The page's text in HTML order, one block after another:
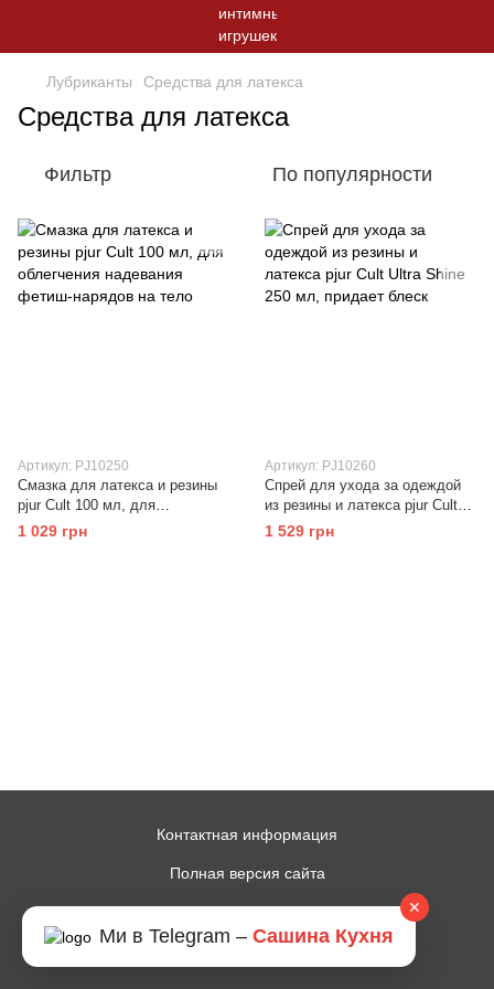
Лубриканты Средства для латекса
Средства для латекса
Фильтр По популярности
Артикул: PJ10250
Смазка для латекса и резины
pjur Cult 100 мл, для
облегчения надевания фетиш-
нарядов на тело
1 029 грн
Артикул: PJ10260
Спрей для ухода за одеждой
из резины и латекса pjur Cult
Ultra Shine 250 мл, придает
1 529 грн
Контактная информация
Полная версия сайта
© 2014—2026
Рус Укр
✕
Ми в Telegram – Сашина Кухня